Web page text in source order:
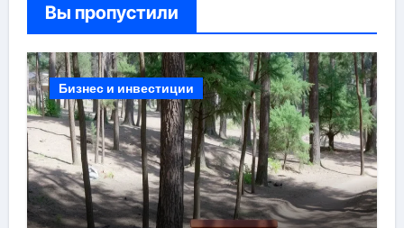
Вы пропустили
Бизнес и инвестиции